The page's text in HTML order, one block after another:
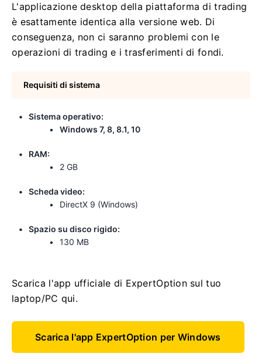
L'applicazione desktop della piattaforma di trading
è esattamente identica alla versione web. Di
conseguenza, non ci saranno problemi con le
operazioni di trading e i trasferimenti di fondi.
Requisiti di sistema
Sistema operativo:
Windows 7, 8, 8.1, 10
RAM:
2 GB
Scheda video:
DirectX 9 (Windows)
Spazio su disco rigido:
130 MB
Scarica l'app ufficiale di ExpertOption sul tuo
laptop/PC qui.
Scarica l'app ExpertOption per Windows